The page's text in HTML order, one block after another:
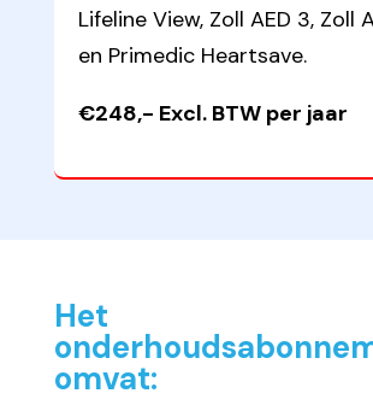
Lifeline View, Zoll AED 3, Zoll
en Primedic Heartsave.
€248,- Excl. BTW per jaar
Het
omvat: